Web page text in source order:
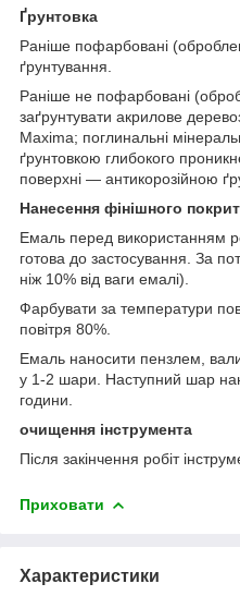
Ґрунтовка
Раніше пофарбовані
ґрунтування.
Раніше не пофарбовані
заґрунтувати акрилове
Maxima; поглинальні
ґрунтовкою глибокого
поверхні — антикорозійною
Нанесення фінішного
Емаль перед використанням
готова до застосування. За
ніж 10% від ваги емалі).
Фарбувати за температури
повітря 80%.
Емаль наносити пензлем,
у 1-2 шари. Наступний шар
години.
очищення інструмента
Після закінчення робіт
Приховати
Характеристики